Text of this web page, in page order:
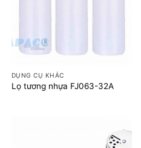
DỤNG CỤ KHÁC
Lọ tương nhựa FJ063-32A